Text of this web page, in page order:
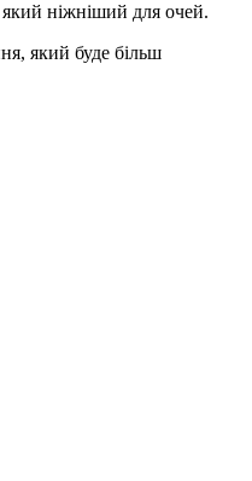
ніжніший для очей.
який буде більш